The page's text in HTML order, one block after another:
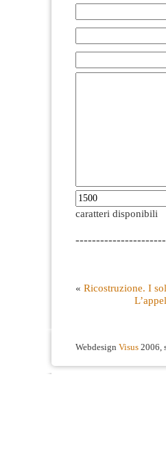
caratteri disponibili
« Ricostruzione. I
Webdesign Visus 2006,